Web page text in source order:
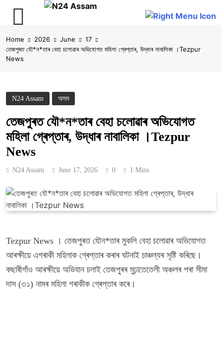
to
content
Home 2026 June
17
তেজপুৰত যৌ*ন*তাৰ বেহা চলোৱাৰ অভিযোগত মহিলা গ্ৰেপ্তাৰ, উদ্ধাৰ নাবালিকা ।Tezpur
News
N24 Assam অসম
তেজপুৰত যৌ*ন*তাৰ বেহা চলোৱাৰ অভিযোগত
মহিলা গ্ৰেপ্তাৰ, উদ্ধাৰ নাবালিকা ।Tezpur
News
N24 Assam June 17, 2026 0 1 Mins
Tezpur News । তেজপুৰত যৌন*তাৰ মুকলি বেহা চলোৱাৰ অভিযোগত
আৰক্ষীয়ে এগৰাকী মহিলাক গ্ৰেপ্তাৰ কৰাৰ ঘটনাই চাঞ্চল্যৰ সৃষ্টি কৰিছে।
কছাৰীগাঁও আৰক্ষীয়ে অভিযান চলাই তেজপুৰৰ মুঢ়াতেতেলী অঞ্চলৰ পৰা সীমা
দাস (৩১) নামৰ মহিলা গৰাকীক গ্ৰেপ্তাৰ কৰে।